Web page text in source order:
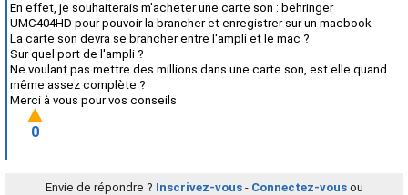
En effet, je souhaiterais m'acheter une carte son : behringer
UMC404HD pour pouvoir la brancher et enregistrer sur un macbook
La carte son devra se brancher entre l'ampli et le mac ?
Sur quel port de l'ampli ?
Ne voulant pas mettre des millions dans une carte son, est elle quand
même assez complète ?
Merci à vous pour vos conseils
0
Envie de répondre ? Inscrivez-vous- Connectez-vousou